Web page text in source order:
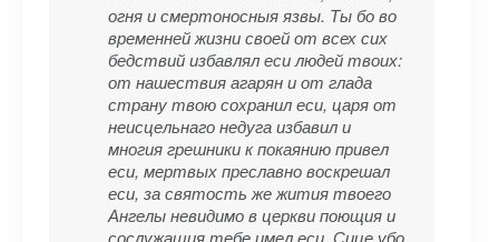
огня и смертоносныя язвы. Ты бо во
временней жизни своей от всех сих
бедствий избавлял еси людей твоих:
от нашествия агарян и от глада
страну твою сохранил еси, царя от
неисцельнаго недуга избавил и
многия грешники к покаянию привел
еси, мертвых преславно воскрешал
еси, за святость же жития твоего
Ангелы невидимо в церкви поющия и
сослужащия тебе имел еси. Сице убо